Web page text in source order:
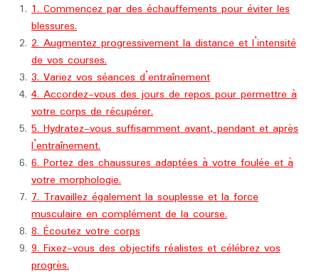
1. Commencez par des échauffements pour éviter les
blessures.
2. Augmentez progressivement la distance et l’intensité
de vos courses.
3. Variez vos séances d’entraînement
4. Accordez-vous des jours de repos pour permettre à
votre corps de récupérer.
5. Hydratez-vous suffisamment avant, pendant et après
l’entraînement.
6. Portez des chaussures adaptées à votre foulée et à
votre morphologie.
7. Travaillez également la souplesse et la force
musculaire en complément de la course.
8. Écoutez votre corps
9. Fixez-vous des objectifs réalistes et célébrez vos
progrès.